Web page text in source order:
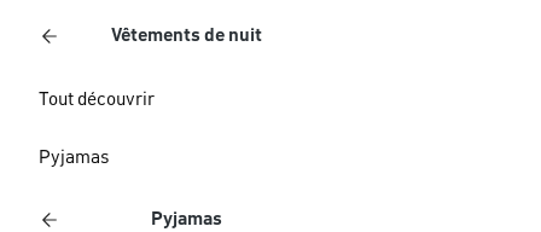
Vêtements de nuit
Tout découvrir
Pyjamas
Pyjamas